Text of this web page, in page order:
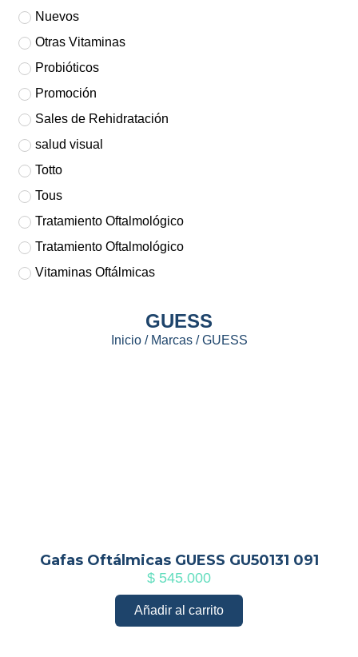
Nuevos
Otras Vitaminas
Probióticos
Promoción
Sales de Rehidratación
salud visual
Totto
Tous
Tratamiento Oftalmológico
Tratamiento Oftalmológico
Vitaminas Oftálmicas
GUESS
Inicio/ Marcas / GUESS
Gafas Oftálmicas GUESS GU50131 091
$ 545.000
Añadir al carrito